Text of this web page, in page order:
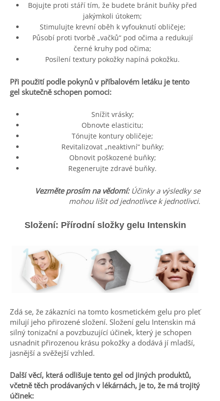
Bojujte proti stáří tím, že budete bránit buňky před
jakýmkoli útokem;
Stimulujte krevní oběh k vyfouknutí obličeje;
Působí proti tvorbě „vačků“ pod očima a redukují
černé kruhy pod očima;
Posílení textury pokožky napíná pokožku.
Při použití podle pokynů v příbalovém letáku je tento
gel skutečně schopen pomoci:
Snížit vrásky;
Obnovte elasticitu;
Tónujte kontury obličeje;
Revitalizovat „neaktivní“ buňky;
Obnovit poškozené buňky;
Regenerujte zdravé buňky.
Vezměte prosím na vědomí:Účinky a výsledky se
mohou lišit od jednotlivce k jednotlivci.
Složení: Přírodní složky gelu Intenskin
Zdá se, že zákazníci na tomto kosmetickém gelu pro pleť
milují jeho přirozené složení. Složení gelu Intenskin má
silný tonizační a povzbuzující účinek, který je schopen
usnadnit přirozenou krásu pokožky a dodává jí mladší,
jasnější a svěžejší vzhled.
Další věcí, která odlišuje tento gel od jiných produktů,
včetně těch prodávaných v lékárnách, je to, že má trojitý
účinek: